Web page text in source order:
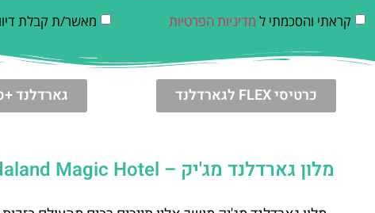
קראתי והסכמתי ל מדיניות הפרטיות מאשר/ת קבלת
כרטיסי FLEX לגארדלנד גארדלנד
מלון גארדלנד מג'יק – Gardaland Magic Hotel